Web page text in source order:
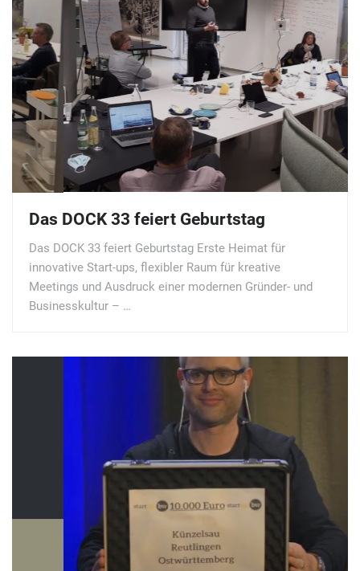
Das DOCK 33 feiert Geburtstag
Das DOCK 33 feiert Geburtstag Erste Heimat für
innovative Start-ups, flexibler Raum für kreative
Meetings und Ausdruck einer modernen Gründer- und
Businesskultur – …